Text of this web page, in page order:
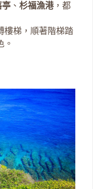
亭 、 杉福漁港，都
樓梯，順著階梯踏
。